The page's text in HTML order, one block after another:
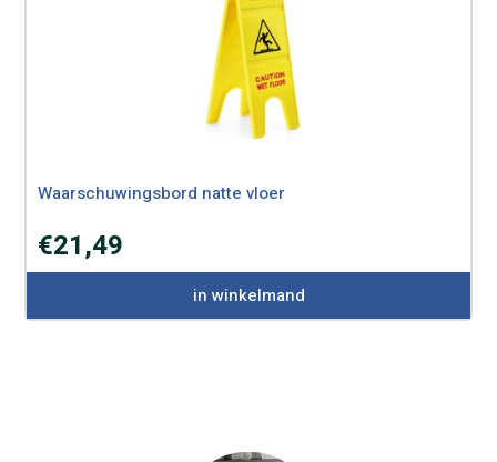
Waarschuwingsbord natte vloer
€21,49
in winkelmand